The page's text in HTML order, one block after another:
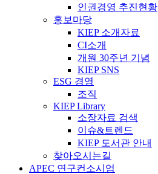
인권경영 추진현황
홍보마당
KIEP 소개자료
CI소개
개원 30주년 기념
KIEP SNS
ESG 경영
조직
KIEP Library
소장자료 검색
이슈&트렌드
KIEP 도서관 안내
찾아오시는길
APEC 연구컨소시엄